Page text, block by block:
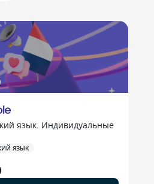
язык. Индивидуальные
ЯЗЫК